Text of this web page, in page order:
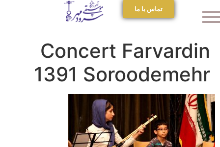
تماس با ما
Concert Farvardin
1391 Soroodemehr